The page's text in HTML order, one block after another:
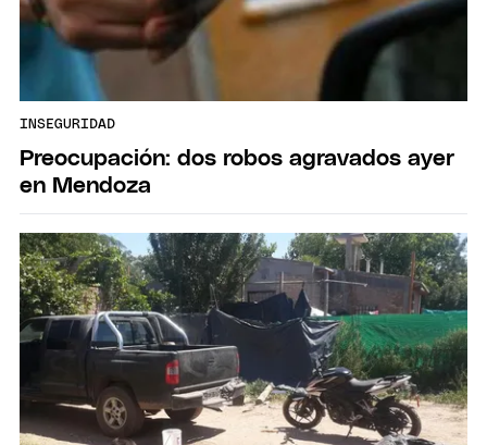
INSEGURIDAD
Preocupación: dos robos agravados ayer
en Mendoza